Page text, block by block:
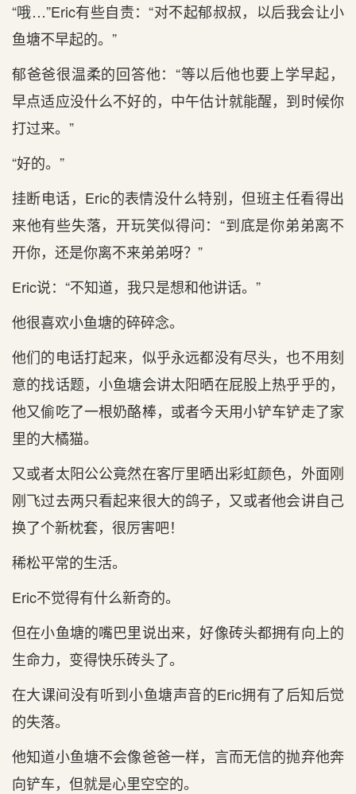
“哦…”Eric有些自责：“对不起郁叔叔，以后我会让小
鱼塘不早起的。”
郁爸爸很温柔的回答他：“等以后他也要上学早起，
早点适应没什么不好的，中午估计就能醒，到时候你
打过来。”
“好的。”
挂断电话，Eric的表情没什么特别，但班主任看得出
来他有些失落，开玩笑似得问：“到底是你弟弟离不
开你，还是你离不来弟弟呀？”
Eric说：“不知道，我只是想和他讲话。”
他很喜欢小鱼塘的碎碎念。
他们的电话打起来，似乎永远都没有尽头，也不用刻
意的找话题，小鱼塘会讲太阳晒在屁股上热乎乎的，
他又偷吃了一根奶酪棒，或者今天用小铲车铲走了家
里的大橘猫。
又或者太阳公公竟然在客厅里晒出彩虹颜色，外面刚
刚飞过去两只看起来很大的鸽子，又或者他会讲自己
换了个新枕套，很厉害吧！
稀松平常的生活。
Eric不觉得有什么新奇的。
但在小鱼塘的嘴巴里说出来，好像砖头都拥有向上的
生命力，变得快乐砖头了。
在大课间没有听到小鱼塘声音的Eric拥有了后知后觉
的失落。
他知道小鱼塘不会像爸爸一样，言而无信的抛弃他奔
向铲车，但就是心里空空的。